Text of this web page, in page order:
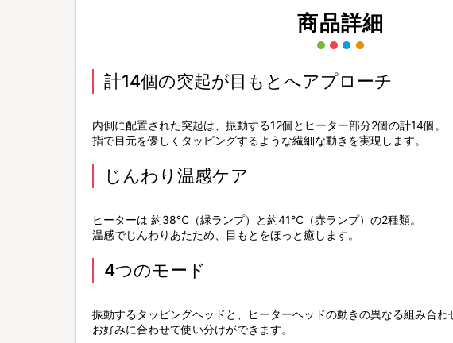
商品詳細
計14個の突起が目もとへアプローチ
内側に配置された突起は、振動する12個とヒーター部分2個の計14個。
指で目元を優しくタッピングするような繊細な動きを実現します。
じんわり温感ケア
ヒーターは 約38℃（緑ランプ）と約41℃（赤ランプ）の2種類。
温感でじんわりあたため、目もとをほっと癒します。
4つのモード
振動するタッピングヘッドと、ヒーターヘッドの動きの異なる組み合わ
お好みに合わせて使い分けができます。